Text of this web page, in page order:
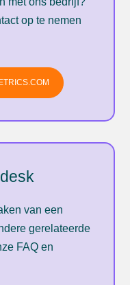
op te nemen
van een
gerelateerde
FAQ en